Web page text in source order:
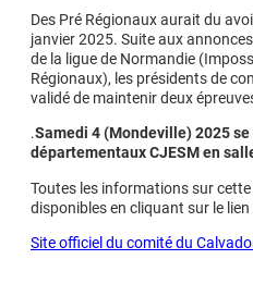
Des Pré Régionaux aurait du
janvier 2025. Suite aux
de la ligue de Normandie
Régionaux), les présidents de
validé de maintenir deux
.Samedi 4 (Mondeville) 2025
départementaux CJESM en
Toutes les informations sur
disponibles en cliquant sur le
Site officiel du comité du